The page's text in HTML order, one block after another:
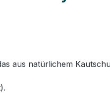
aus natürlichem